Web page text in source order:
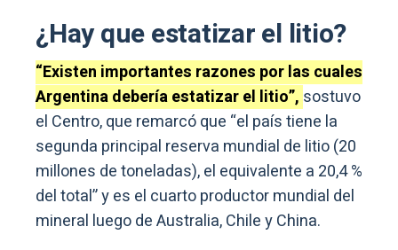
¿Hay que estatizar el litio?
“Existen importantes razones por las cuales
Argentina debería estatizar el litio”, sostuvo
el Centro, que remarcó que “el país tiene la
segunda principal reserva mundial de litio (20
millones de toneladas), el equivalente a 20,4 %
del total” y es el cuarto productor mundial del
mineral luego de Australia, Chile y China.